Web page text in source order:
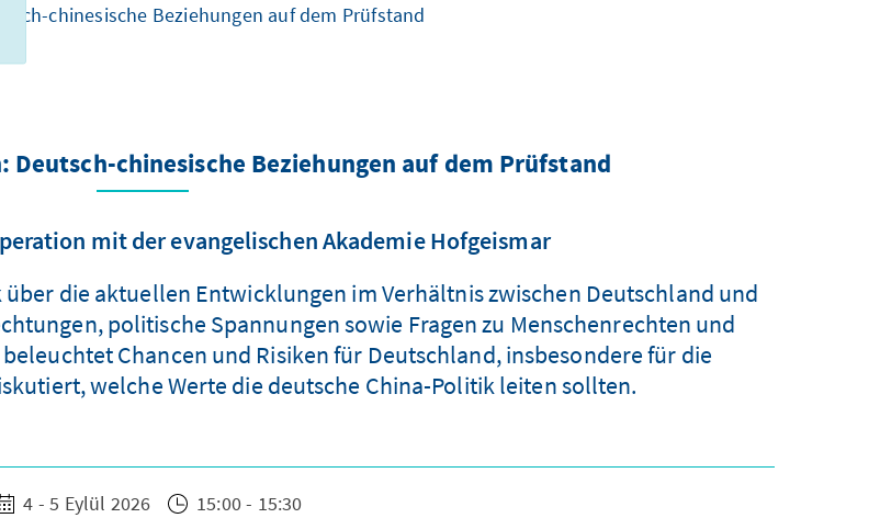
chinesische Beziehungen auf dem Prüfstand
Deutsch-chinesische Beziehungen auf dem Prüfstand
mit der evangelischen Akademie Hofgeismar
die aktuellen Entwicklungen im Verhältnis zwischen Deutschland und
politische Spannungen sowie Fragen zu Menschenrechten und
Chancen und Risiken für Deutschland, insbesondere für die
welche Werte die deutsche China-Politik leiten sollten.
4 - 5 Eylül 2026 15:00 - 15:30